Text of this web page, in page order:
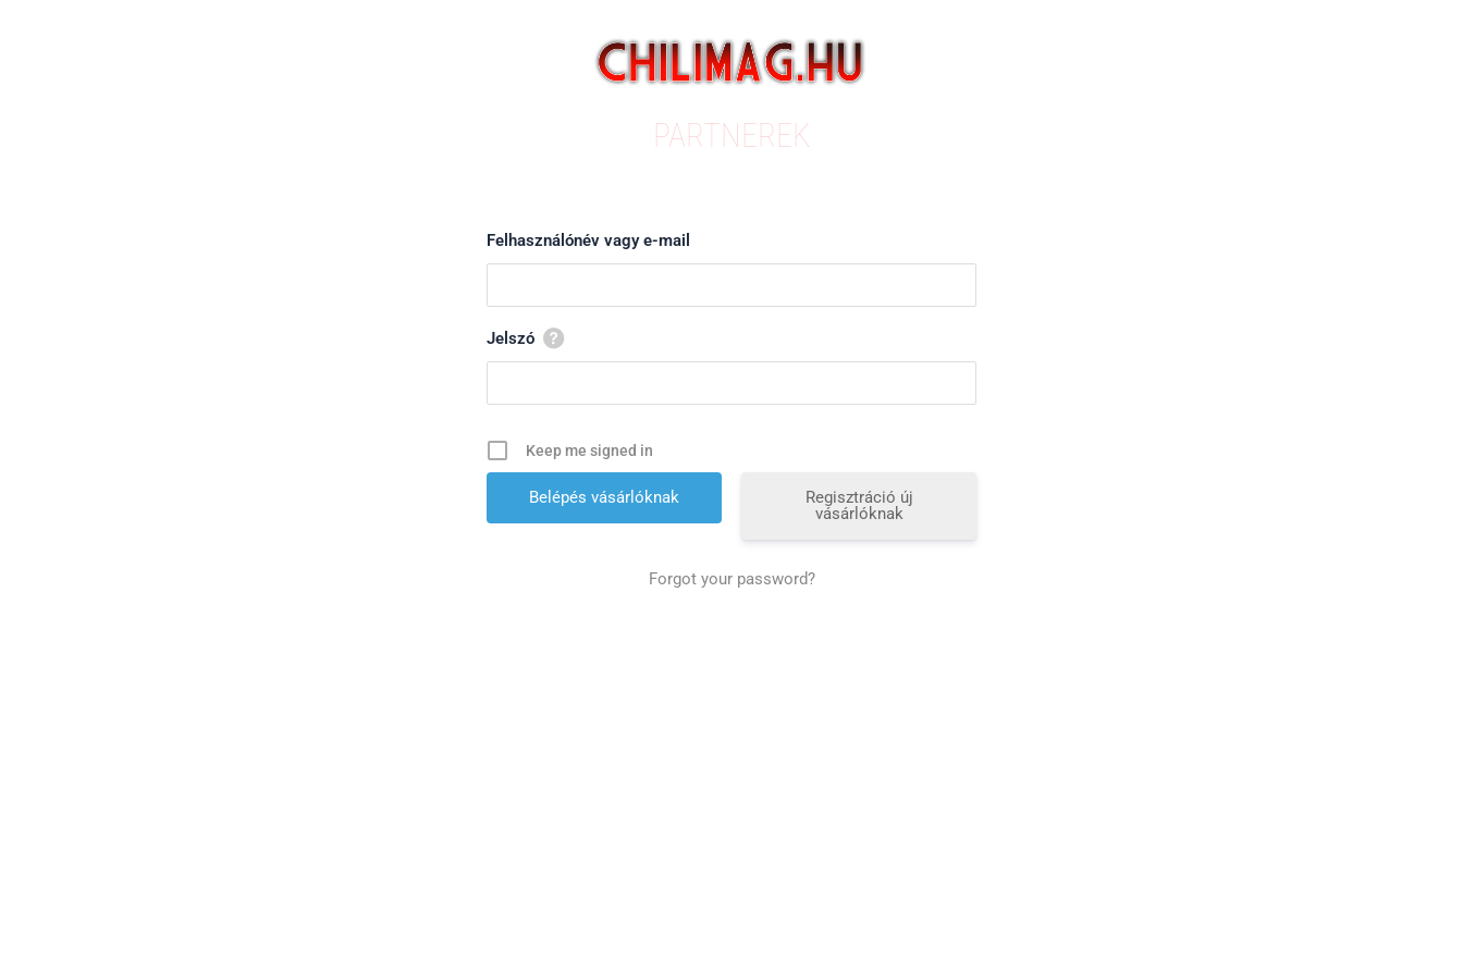
PARTNEREK
Felhasználónév vagy e-mail
Jelszó
Keep me signed in
Regisztráció új
vásárlóknak
Forgot your password?